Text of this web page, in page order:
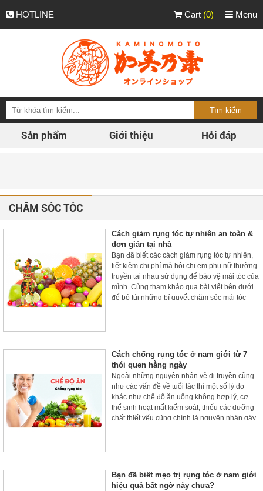
HOTLINE Menu
Cart (0)
Sản phẩm Giới thiệu Hỏi đáp
CHĂM SÓC TÓC
Cách giảm rụng tóc tự nhiên an toàn &
đơn giản tại nhà
Bạn đã biết các cách giảm rụng tóc tự nhiên,
tiết kiệm chi phí mà hội chị em phụ nữ thường
truyền tai nhau sử dụng để bảo vệ mái tóc của
mình. Cùng tham khảo qua bài viết bên dưới
để bỏ túi những bí quyết chăm sóc mái tóc
Cách chống rụng tóc ở nam giới từ 7
thói quen hằng ngày
Ngoài những nguyên nhân về di truyền cũng
như các vấn đề về tuổi tác thì một số lý do
khác như chế độ ăn uống không hợp lý, cơ
thể sinh hoạt mất kiểm soát, thiếu các dưỡng
chất thiết yếu cũng chính là nguyên nhân gây
Bạn đã biết mẹo trị rụng tóc ở nam giới
hiệu quả bất ngờ này chưa?